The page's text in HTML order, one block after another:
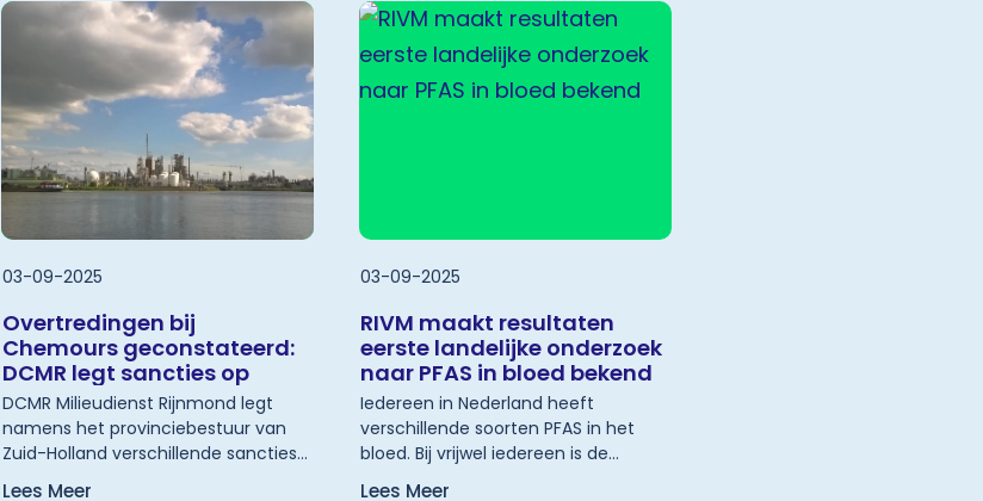
Infrastructuur en Waterstaat in een
brief aan de Tweede Kamer op 21 juli
Leefomgeving en Transport (ILT). Op
basis van deze beoordeling stelt de
ILT vast dat het rapport o
03-09-2025
Overtredingen bij
Chemours geconstateerd:
DCMR legt sancties op
DCMR Milieudienst Rijnmond legt
namens het provinciebestuur van
Zuid-Holland verschillende sancties
op aan Chemours. DCMR
Lees Meer
03-09-2025
RIVM maakt resultaten
eerste landelijke onderzoek
naar PFAS in bloed bekend
Iedereen in Nederland heeft
verschillende soorten PFAS in het
bloed. Bij vrijwel iedereen is de
hoeveelheid PFAS hoger dan de
Lees Meer